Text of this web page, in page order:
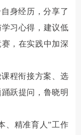
身经历，分享了
习心得，建议低
，在实践中加深
程衔接方案、选
跃提问，鲁晓明
、精准育人”工作